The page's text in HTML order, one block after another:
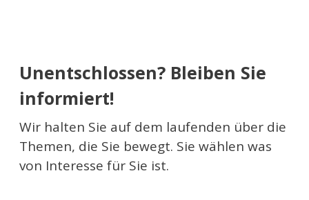
Unentschlossen? Bleiben Sie
informiert!
Wir halten Sie auf dem laufenden über die
Themen, die Sie bewegt. Sie wählen was
von Interesse für Sie ist.